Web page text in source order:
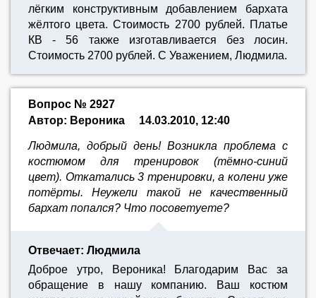
лёгким конструктивным добавлением бархата
жёлтого цвета. Стоимость 2700 рублей. Платье
КВ - 56 также изготавливается без лосин.
Стоимость 2700 рублей. С Уважением, Людмила.
Вопрос № 2927
Автор: Вероника
14.03.2010, 12:40
Людмила, добрый день! Возникла проблема с
костюмом для тренировок (тёмно-синий
цвет). Откатались 3 тренировки, а колени уже
потёрты. Неужели такой не качественный
бархат попался? Что посоветуете?
Отвечает: Людмила
Доброе утро, Вероника! Благодарим Вас за
обращение в нашу компанию. Ваш костюм